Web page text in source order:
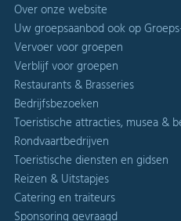
Over onze website
Uw groepsaanbod ook op
Vervoer voor groepen
Verblijf voor groepen
Restaurants & Brasseries
Bedrijfsbezoeken
Toeristische attracties, musea &
Rondvaartbedrijven
Toeristische diensten en gidsen
Reizen & Uitstapjes
Catering en traiteurs
Sponsoring gevraagd